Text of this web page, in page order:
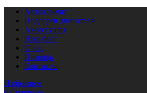
Автоклимат
Подогрев двигателя
Аксессуары
Наш блог
О нас
Помощь
Контакты
Избранное